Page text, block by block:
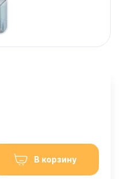
В корзину